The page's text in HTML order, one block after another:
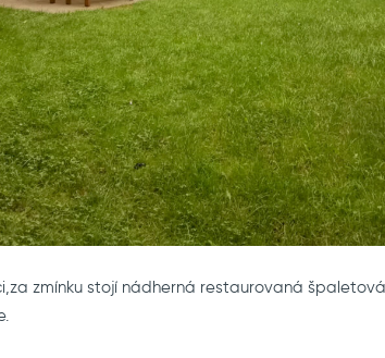
zmínku stojí nádherná restaurovaná